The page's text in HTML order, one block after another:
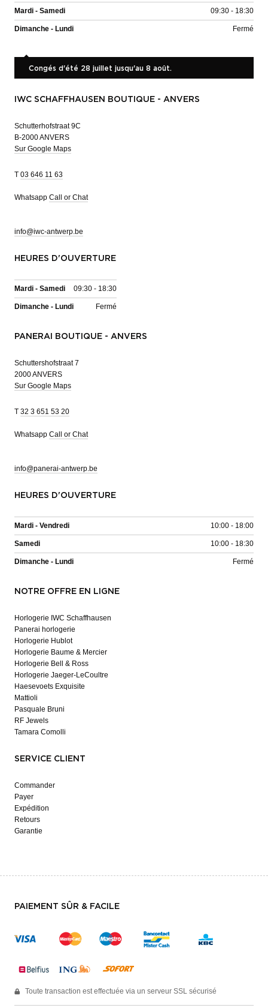
Mardi - Samedi 09:30 - 18:30
Dimanche - Lundi Fermé
Congés d'été 28 juillet jusqu'au 8 août.
IWC SCHAFFHAUSEN BOUTIQUE - ANVERS
Schutterhofstraat 9C
B-2000 ANVERS
Sur Google Maps
T 03 646 11 63
Whatsapp Call or Chat
info@iwc-antwerp.be
HEURES D'OUVERTURE
Mardi - Samedi 09:30 - 18:30
Dimanche - Lundi Fermé
PANERAI BOUTIQUE - ANVERS
Schuttershofstraat 7
2000 ANVERS
Sur Google Maps
T 32 3 651 53 20
Whatsapp Call or Chat
info@panerai-antwerp.be
HEURES D'OUVERTURE
Mardi - Vendredi 10:00 - 18:00
Samedi 10:00 - 18:30
Dimanche - Lundi Fermé
NOTRE OFFRE EN LIGNE
Horlogerie IWC Schaffhausen
Panerai horlogerie
Horlogerie Hublot
Horlogerie Baume & Mercier
Horlogerie Bell & Ross
Horlogerie Jaeger-LeCoultre
Haesevoets Exquisite
Mattioli
Pasquale Bruni
RF Jewels
Tamara Comolli
SERVICE CLIENT
Commander
Payer
Expédition
Retours
Garantie
PAIEMENT SÛR & FACILE
Toute transaction est effectuée via un serveur SSL sécurisé